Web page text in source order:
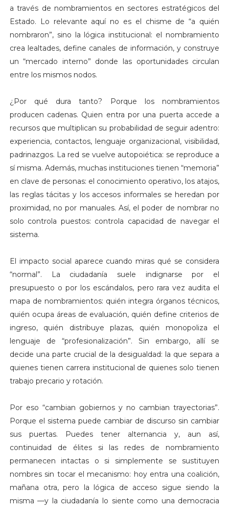
a través de nombramientos en sectores estratégicos del
Estado. Lo relevante aquí no es el chisme de “a quién
nombraron”, sino la lógica institucional: el nombramiento
crea lealtades, define canales de información, y construye
un “mercado interno” donde las oportunidades circulan
entre los mismos nodos.
¿Por qué dura tanto? Porque los nombramientos
producen cadenas. Quien entra por una puerta accede a
recursos que multiplican su probabilidad de seguir adentro:
experiencia, contactos, lenguaje organizacional, visibilidad,
padrinazgos. La red se vuelve autopoiética: se reproduce a
sí misma. Además, muchas instituciones tienen “memoria”
en clave de personas: el conocimiento operativo, los atajos,
las reglas tácitas y los accesos informales se heredan por
proximidad, no por manuales. Así, el poder de nombrar no
solo controla puestos: controla capacidad de navegar el
sistema.
El impacto social aparece cuando miras qué se considera
“normal”. La ciudadanía suele indignarse por el
presupuesto o por los escándalos, pero rara vez audita el
mapa de nombramientos: quién integra órganos técnicos,
quién ocupa áreas de evaluación, quién define criterios de
ingreso, quién distribuye plazas, quién monopoliza el
lenguaje de “profesionalización”. Sin embargo, allí se
decide una parte crucial de la desigualdad: la que separa a
quienes tienen carrera institucional de quienes solo tienen
trabajo precario y rotación.
Por eso “cambian gobiernos y no cambian trayectorias”.
Porque el sistema puede cambiar de discurso sin cambiar
sus puertas. Puedes tener alternancia y, aun así,
continuidad de élites si las redes de nombramiento
permanecen intactas o si simplemente se sustituyen
nombres sin tocar el mecanismo: hoy entra una coalición,
mañana otra, pero la lógica de acceso sigue siendo la
misma —y la ciudadanía lo siente como una democracia